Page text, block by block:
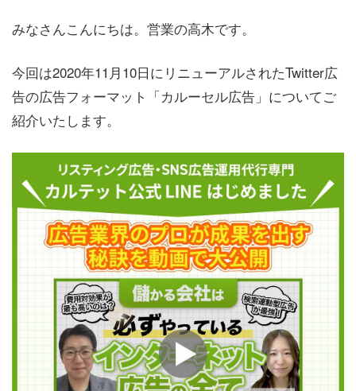
みなさんこんにちは。営業の高木です。
今回は2020年11月10日にリニューアルされたTwitter広
告の広告フォーマット「カルーセル広告」についてご
紹介いたします。